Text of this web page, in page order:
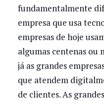
fundamentalmente
empresa que usa
empresas de hoje
algumas centenas ou
já as grandes
que atendem
de clientes. As